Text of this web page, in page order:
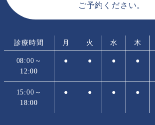
ご予約ください。
診療時間 月 火 水 木
08:00～
12:00
● ● ● ●
15:00～
18:00
● ● ● ●